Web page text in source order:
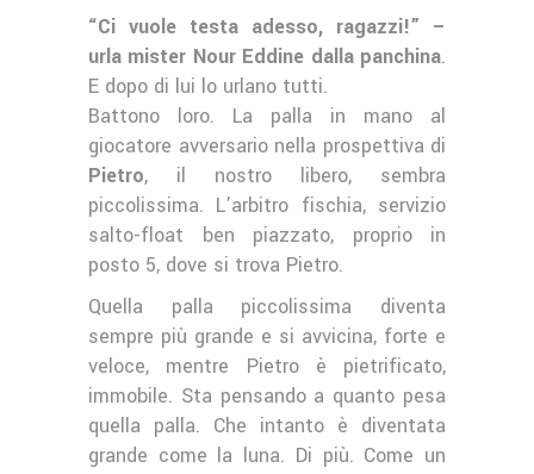
“Ci vuole testa adesso, ragazzi!” –
urla mister Nour Eddine dalla panchina.
E dopo di lui lo urlano tutti.
Battono loro. La palla in mano al
giocatore avversario nella prospettiva di
Pietro, il nostro libero, sembra
piccolissima. L’arbitro fischia, servizio
salto-float ben piazzato, proprio in
posto 5, dove si trova Pietro.
Quella palla piccolissima diventa
sempre più grande e si avvicina, forte e
veloce, mentre Pietro è pietrificato,
immobile. Sta pensando a quanto pesa
quella palla. Che intanto è diventata
grande come la luna. Di più. Come un